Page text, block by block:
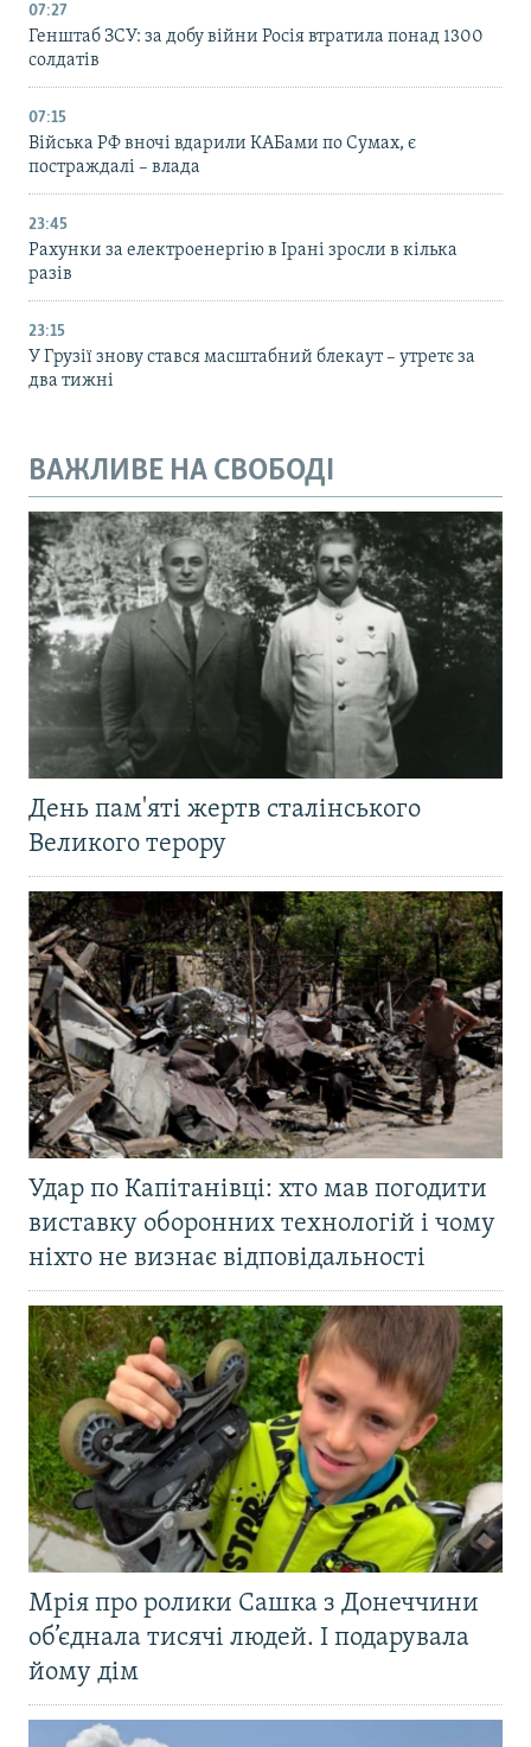
07:27
Генштаб ЗСУ: за добу війни Росія втратила понад 1300
солдатів
07:15
Війська РФ вночі вдарили КАБами по Сумах, є
постраждалі – влада
23:45
Рахунки за електроенергію в Ірані зросли в кілька
разів
23:15
У Грузії знову стався масштабний блекаут – утретє за
два тижні
ВАЖЛИВЕ НА СВОБОДІ
День пам'яті жертв сталінського
Великого терору
Удар по Капітанівці: хто мав погодити
виставку оборонних технологій і чому
ніхто не визнає відповідальності
Мрія про ролики Сашка з Донеччини
об’єднала тисячі людей. І подарувала
йому дім